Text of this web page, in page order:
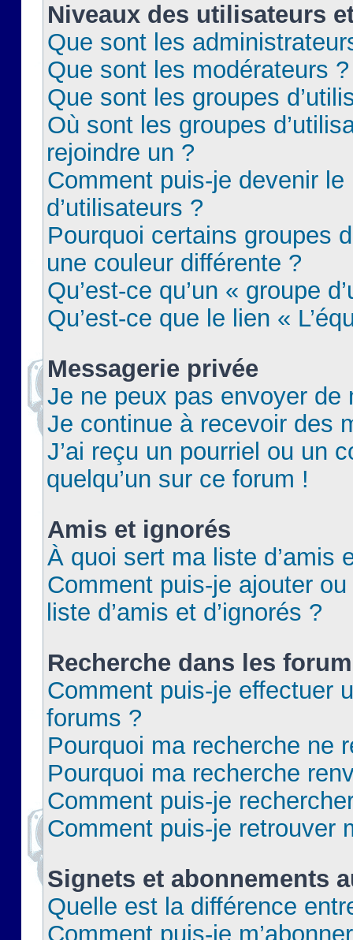
Niveaux des utilisateurs
Que sont les
Que sont les modérateurs ?
Que sont les groupes
Où sont les groupes
rejoindre un ?
Comment puis-je devenir le
d’utilisateurs ?
Pourquoi certains groupes
une couleur différente ?
Qu’est-ce qu’un « groupe
Qu’est-ce que le lien «
Messagerie privée
Je ne peux pas envoyer de
Je continue à recevoir des
J’ai reçu un pourriel ou un
quelqu’un sur ce forum !
Amis et ignorés
À quoi sert ma liste d’amis
Comment puis-je ajouter
liste d’amis et d’ignorés ?
Recherche dans les
Comment puis-je effectuer
forums ?
Pourquoi ma recherche ne
Pourquoi ma recherche
Comment puis-je
Comment puis-je retrouver
Signets et abonnements
Quelle est la différence
Comment puis-je